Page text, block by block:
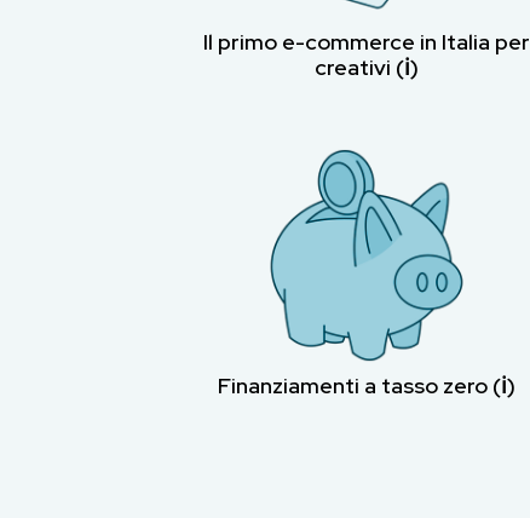
Il primo e-commerce in Italia per
creativi (ℹ︎)
Finanziamenti a tasso zero (ℹ︎)